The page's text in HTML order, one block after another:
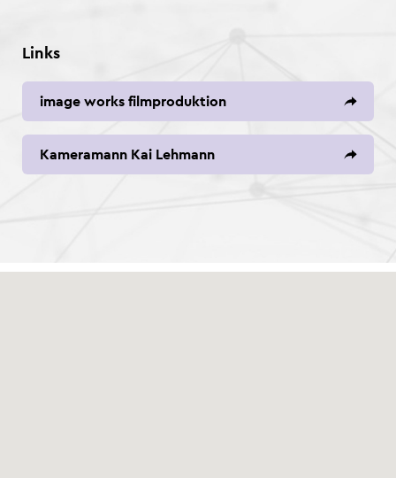
Links
image works filmproduktion
Kameramann Kai Lehmann